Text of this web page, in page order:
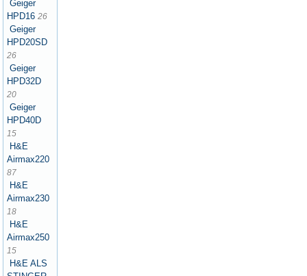
Geiger
HPD16 26
Geiger
HPD20SD
26
Geiger
HPD32D
20
Geiger
HPD40D
15
H&E
Airmax220
87
H&E
Airmax230
18
H&E
Airmax250
15
H&E ALS